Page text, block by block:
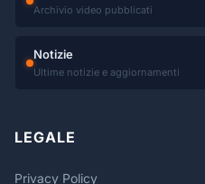
Archivio video pubblicati
Notizie
Ultime notizie e aggiornamenti
LEGALE
Privacy Policy